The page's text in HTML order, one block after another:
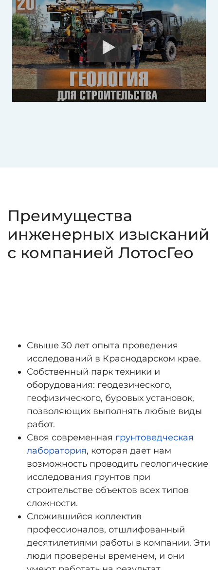
Преимущества
инженерных изысканий
с компанией ЛотосГео
Свыше 30 лет опыта проведения
исследований в Краснодарском крае.
Собственный парк техники и
оборудования: геодезического,
геофизического, буровых установок,
позволяющих выполнять любые виды
работ.
Своя современная грунтоведческая
лаборатория, которая дает нам
возможность проводить геологические
исследования грунтов при
строительстве объектов всех типов
сложности.
Сложившийся коллектив
профессионалов, отшлифованный
десятилетиями работы в компании. Эти
люди проверены временем, и они